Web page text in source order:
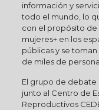
información y
todo el mundo, lo
con el propósito
mujeres+ en los
públicas y se
de miles de
El grupo de debate
junto al Centro de
Reproductivos